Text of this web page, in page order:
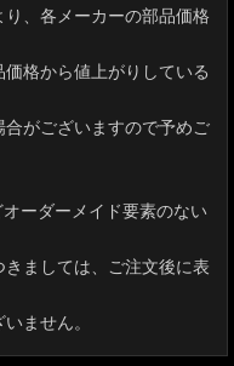
、各メーカーの部品価格
格から値上がりしている
がございますので予めご
ーダーメイド要素のない
きましては、ご注文後に表
ません。